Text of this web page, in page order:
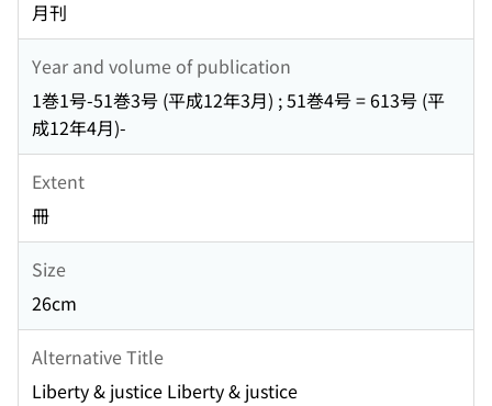
月刊
Year and volume of publication
1巻1号-51巻3号 (平成12年3月) ; 51巻4号 = 613号 (平
成12年4月)-
Extent
冊
Size
26cm
Alternative Title
Liberty & justice Liberty & justice